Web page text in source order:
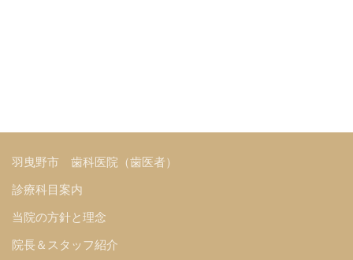
羽曳野市 歯科医院（歯医者）
診療科目案内
当院の方針と理念
院長＆スタッフ紹介